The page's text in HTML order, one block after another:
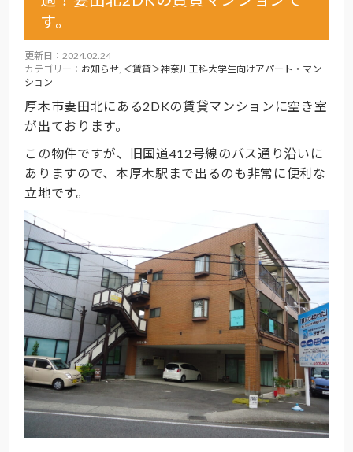
す。
更新日：2024.02.24
カテゴリー： お知らせ, ＜賃貸＞神奈川工科大学生向けアパート・マン
ション
厚木市妻田北にある2DKの賃貸マンションに空き室
が出ております。
この物件ですが、旧国道412号線のバス通り沿いに
ありますので、本厚木駅まで出るのも非常に便利な
立地です。